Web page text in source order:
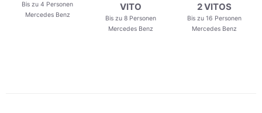
Bis zu 4 Personen
Mercedes Benz
VITO
Bis zu 8 Personen
Mercedes Benz
2 VITOS
Bis zu 16 Personen
Mercedes Benz